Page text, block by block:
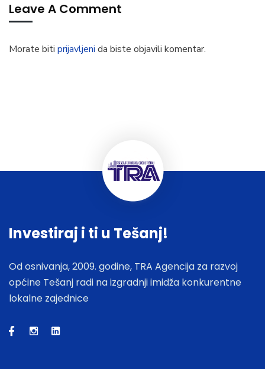
Leave A Comment
Morate biti prijavljeni da biste objavili komentar.
Investiraj i ti u Tešanj!
Od osnivanja, 2009. godine, TRA Agencija za razvoj
općine Tešanj radi na izgradnji imidža konkurentne
lokalne zajednice